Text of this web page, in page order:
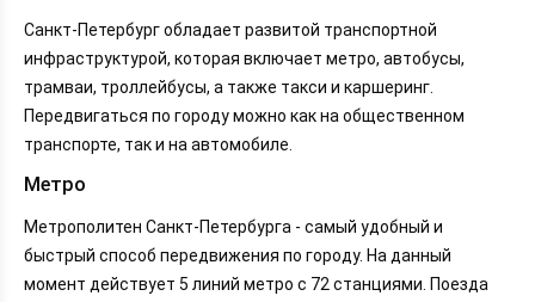
Санкт-Петербург обладает развитой транспортной
инфраструктурой, которая включает метро, автобусы,
трамваи, троллейбусы, а также такси и каршеринг.
Передвигаться по городу можно как на общественном
транспорте, так и на автомобиле.
Метро
Метрополитен Санкт-Петербурга - самый удобный и
быстрый способ передвижения по городу. На данный
момент действует 5 линий метро с 72 станциями. Поезда